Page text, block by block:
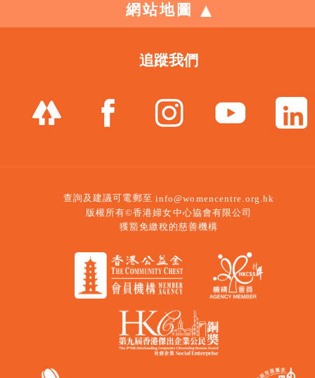
網站地圖
追蹤我們
查詢及建議可電郵至 info@womencentre.org.hk
版權所有©香港婦女中心協會有限公司
獲豁免繳稅的慈善機構